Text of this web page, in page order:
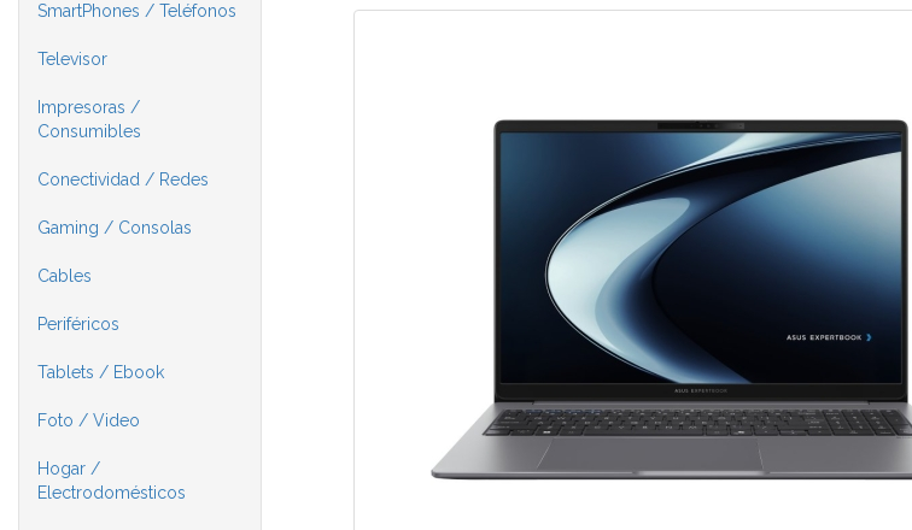
SmartPhones / Teléfonos
Televisor
Impresoras /
Consumibles
Conectividad / Redes
Gaming / Consolas
Cables
Periféricos
Tablets / Ebook
Foto / Video
Hogar /
Electrodomésticos